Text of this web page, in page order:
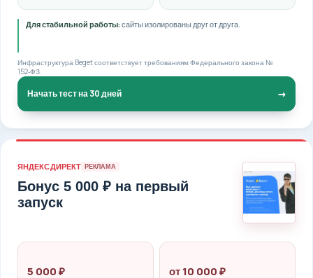
Для стабильной работы:сайты изолированы друг от друга.
Инфраструктура Beget соответствует требованиям Федерального закона №
152‑ФЗ.
Начать тест на 30 дней →
ЯНДЕКС ДИРЕКТ РЕКЛАМА
Бонус 5 000 ₽ на первый
запуск
5 000 ₽ от 10 000 ₽